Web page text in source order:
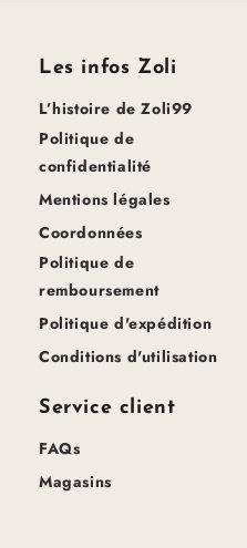
Les infos Zoli
L’histoire de Zoli99
Politique de
confidentialité
Mentions légales
Coordonnées
Politique de
remboursement
Politique d'expédition
Conditions d'utilisation
Service client
FAQs
Magasins